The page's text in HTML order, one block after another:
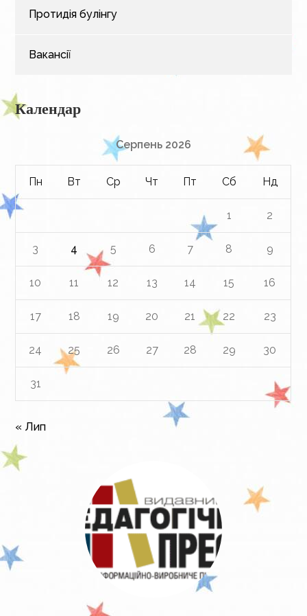
Протидія булінгу
Вакансії
Календар
Серпень 2026
Пн Вт Ср Чт Пт Сб Нд
1 2
3 4 5 6 7 8 9
10 11 12 13 14 15 16
17 18 19 20 21 22 23
24 25 26 27 28 29 30
31
« Лип